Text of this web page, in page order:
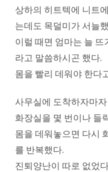
상하의 히트텍에 니트
는데도 목덜미가 서늘
이럴 때면 엄마는 늘 뜨
라고 말씀하시곤 했다.
몸을 빨리 데워야 한다
사무실에 도착하자마
화장실을 몇 번이나 들
몸을 데워놓으면 다시
를 반복했다.
진퇴양난이 따로 없었